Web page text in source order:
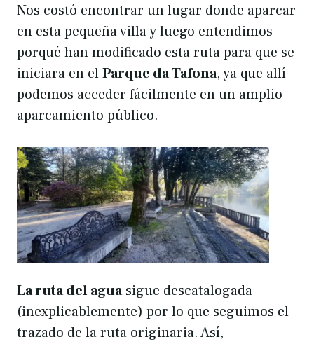
Nos costó encontrar un lugar donde aparcar
en esta pequeña villa y luego entendimos
porqué han modificado esta ruta para que se
iniciara en elParque da Tafona, ya que allí
podemos acceder fácilmente en un amplio
aparcamiento público.
La ruta del aguasigue descatalogada
(inexplicablemente) por lo que seguimos el
trazado de la ruta originaria. Así,